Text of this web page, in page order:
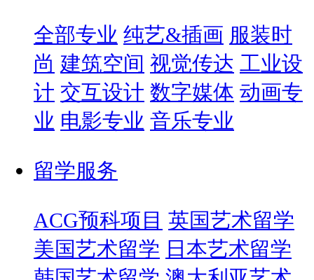
全部专业 纯艺&插画 服装时
尚 建筑空间 视觉传达 工业设
计 交互设计 数字媒体 动画专
业 电影专业 音乐专业
留学服务
ACG预科项目 英国艺术留学
美国艺术留学 日本艺术留学